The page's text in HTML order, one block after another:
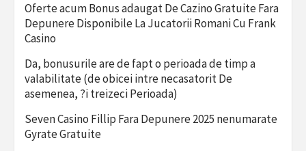
Oferte acum Bonus adaugat De Cazino Gratuite Fara
Depunere Disponibile La Jucatorii Romani Cu Frank
Casino
Da, bonusurile are de fapt o perioada de timp a
valabilitate (de obicei intre necasatorit De
asemenea, ?i treizeci Perioada)
Seven Casino Fillip Fara Depunere 2025 nenumarate
Gyrate Gratuite